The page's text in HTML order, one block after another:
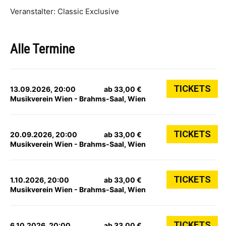
Veranstalter: Classic Exclusive
Alle Termine
13.09.2026, 20:00
Musikverein Wien - Brahms-Saal, Wien
ab 33,00 € TICKETS
20.09.2026, 20:00
Musikverein Wien - Brahms-Saal, Wien
ab 33,00 € TICKETS
1.10.2026, 20:00
Musikverein Wien - Brahms-Saal, Wien
ab 33,00 € TICKETS